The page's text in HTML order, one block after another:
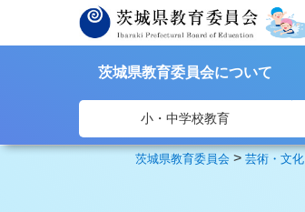
茨城県教育委員会について
小・中学校教育
茨城県教育委員会 >芸術・文化